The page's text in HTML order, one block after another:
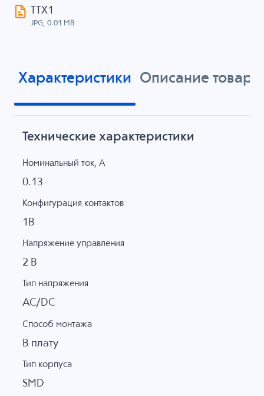
ТТХ1
JPG, 0.01 MB
Характеристики Описание товара
Технические характеристики
Номинальный ток, А
0.13
Конфигурация контактов
1B
Напряжение управления
2 В
Тип напряжения
AC/DC
Способ монтажа
В плату
Тип корпуса
SMD